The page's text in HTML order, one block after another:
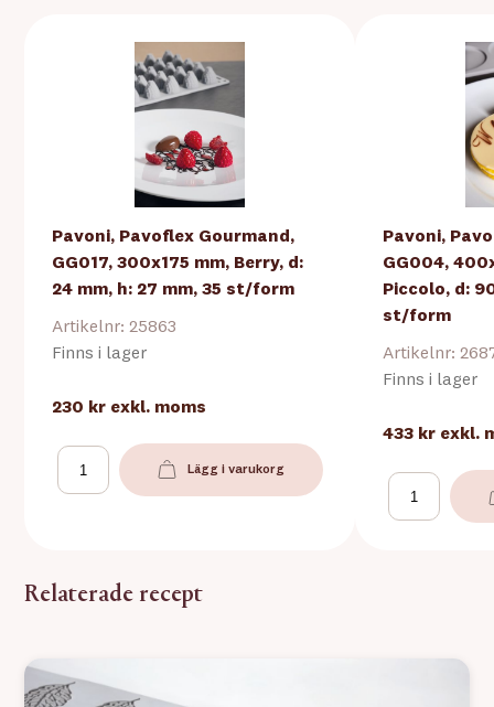
Pavoni, Pavoflex Gourmand,
GG017, 300x175 mm, Berry, d:
24 mm, h: 27 mm, 35 st/form
Artikelnr: 25863
Finns i lager
230 kr exkl. moms
Lägg i varukorg
Pavoni,
GG004,
Piccolo, d:
st/form
Artikelnr:
Finns i lager
433 kr exkl.
Relaterade recept